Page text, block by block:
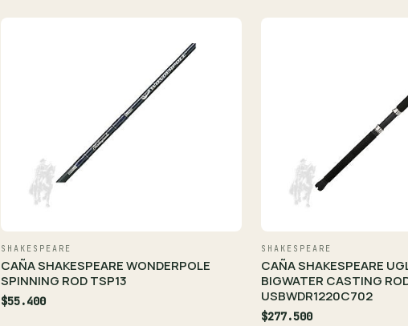
SHAKESPEARE
CAÑA SHAKESPEARE WONDERPOLE
SPINNING ROD TSP13
$55.400
SHAKESPEARE
CAÑA SHAKESPEARE
BIGWATER CASTING
USBWDR1220C702
$277.500